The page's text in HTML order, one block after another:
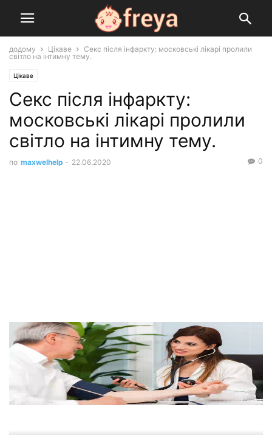
додому Цікаве
Секс після інфаркту: московські лікарі пролили
світло на інтимну тему.
Цікаве
Секс після інфаркту:
московські лікарі пролили
світло на інтимну тему.
по maxwelhelp - 22.06.2020 0